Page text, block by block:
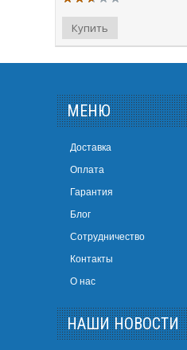
МЕНЮ
Доставка
Оплата
Гарантия
Блог
Сотрудничество
Контакты
О нас
НАШИ НОВОСТИ